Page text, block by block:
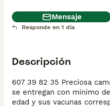
Mensaje
Responde en 1 día
Descripción
607 39 82 35 Preciosa
se entregan con minimo
edad y sus vacunas